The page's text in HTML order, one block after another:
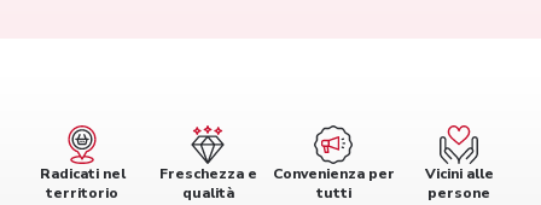
Radicati nel
territorio
Freschezza e
qualità
Convenienza per
tutti
Vicini alle
persone